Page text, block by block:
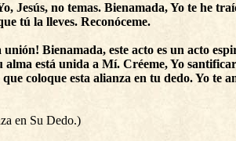
Jesús, no temas. Bienamada, Yo te he
tú la lleves. Reconóceme.
unión! Bienamada, este acto es un acto
alma está unida a Mí. Créeme, Yo
coloque esta alianza en tu dedo. Yo te
en Su Dedo.)